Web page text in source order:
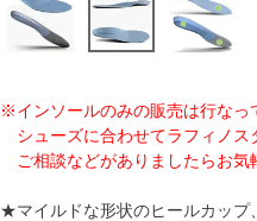
※インソールのみの販売は行なっ
シューズに合わせてラフィノス
ご相談などがありましたらお気
★マイルドな形状のヒールカップ